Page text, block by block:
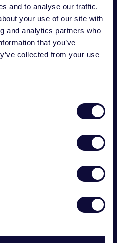
and to analyse our traffic.
your use of our site with
and analytics partners who
that you’ve
collected from your use